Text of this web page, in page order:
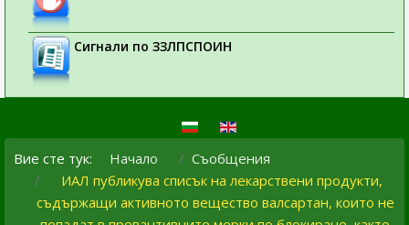
Сигнали по ЗЗЛПСПОИН
Вие сте тук: Начало
Съобщения
ИАЛ публикува списък на лекарствени продукти,
съдържащи активното вещество валсартан, които не